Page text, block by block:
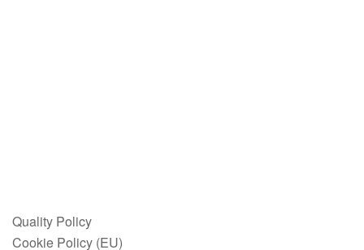
Quality Policy
Cookie Policy (EU)